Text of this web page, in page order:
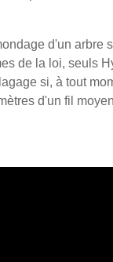
d'un arbre
de la loi, seuls
si, à tout
d'un fil